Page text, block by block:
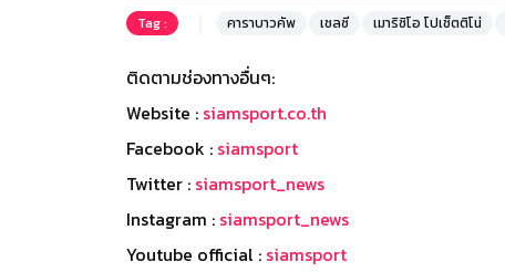
Tag : คาราบาวคัพ เชลซี เมาริซิโอ โปเช็ตติโน่
ติดตามช่องทางอื่นๆ:
Website : siamsport.co.th
Facebook : siamsport
Twitter : siamsport_news
Instagram : siamsport_news
Youtube official : siamsport